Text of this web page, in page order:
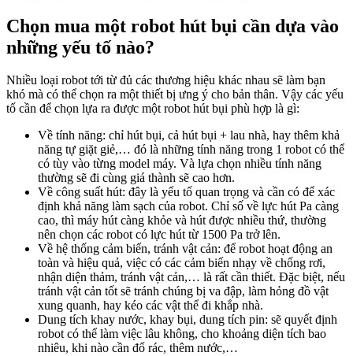
Chọn mua một robot hút bụi cần dựa vào
những yếu tố nào?
Nhiều loại robot tới từ đủ các thương hiệu khác nhau sẽ làm bạn
khó mà có thể chọn ra một thiết bị ưng ý cho bản thân. Vậy các yếu
tố cần để chọn lựa ra được một robot hút bụi phù hợp là gì:
Về tính năng: chỉ hút bụi, cả hút bụi + lau nhà, hay thêm khả
năng tự giặt giẻ,… đó là những tính năng trong 1 robot có thể
có tùy vào từng model máy. Và lựa chọn nhiều tính năng
thường sẽ đi cùng giá thành sẽ cao hơn.
Về công suất hút: đây là yếu tố quan trọng và cần có để xác
định khả năng làm sạch của robot. Chỉ số về lực hút Pa càng
cao, thì máy hút càng khỏe và hút được nhiều thứ, thường
nên chọn các robot có lực hút từ 1500 Pa trở lên.
Về hệ thống cảm biến, tránh vật cản: để robot hoạt động an
toàn và hiệu quả, việc có các cảm biến nhạy về chống rơi,
nhận diện thảm, tránh vật cản,… là rất cần thiết. Đặc biệt, nếu
tránh vật cản tốt sẽ tránh chúng bị va đập, làm hỏng đồ vật
xung quanh, hay kéo các vật thể đi khắp nhà.
Dung tích khay nước, khay bụi, dung tích pin: sẽ quyết định
robot có thể làm việc lâu không, cho khoảng diện tích bao
nhiêu, khi nào cần đổ rác, thêm nước,…